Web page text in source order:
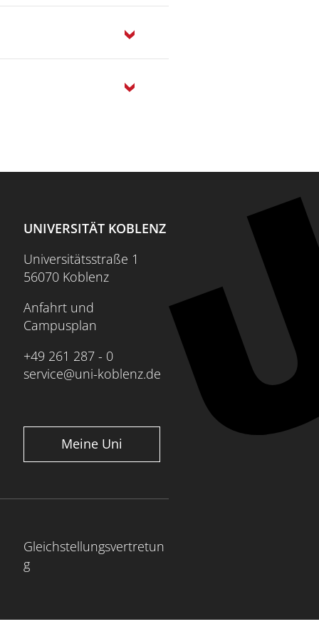
Integration in die
experience
von
UNIVERSITÄT KOBLENZ
Universitätsstraße 1
56070 Koblenz
Anfahrt und
Campusplan
+49 261 287 - 0
service@uni-koblenz.de
Meine Uni
Gleichstellungsvertretun
g